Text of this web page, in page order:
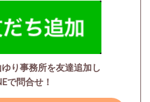
り事務所を友達追加し
で問合せ！